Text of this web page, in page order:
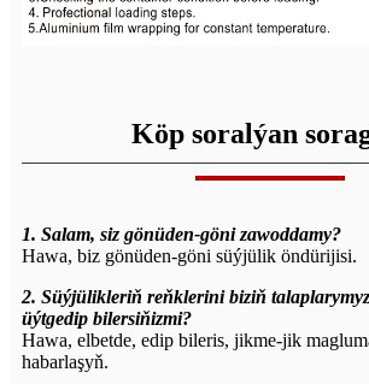
Köp soralýan
1. Salam, siz gönüden-göni zawoddamy?
Hawa, biz gönüden-göni süýjülik öndürijisi.
2. Süýjülikleriň reňklerini biziň
üýtgedip bilersiňizmi?
Hawa, elbetde, edip bileris, jikme-jik
habarlaşyň.